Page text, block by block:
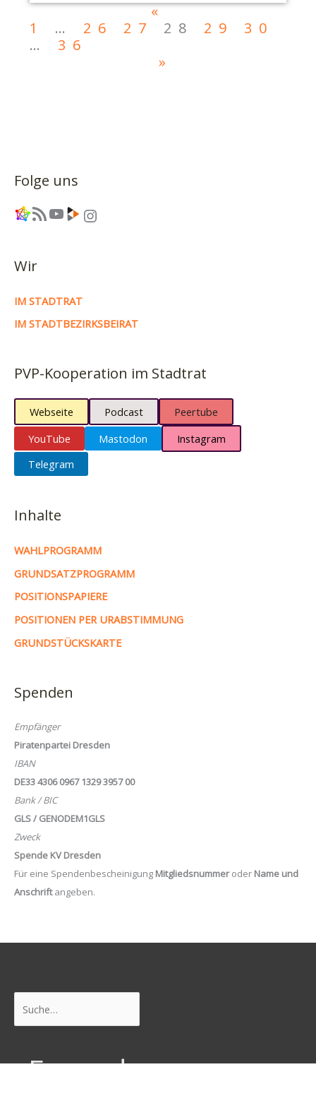
«
1
… 26 27 28 29
30
…
36
»
Folge uns
Link RSS-Feed YouTube Link Instagram
Wir
IM STADTRAT
IM STADTBEZIRKSBEIRAT
PVP-Kooperation im Stadtrat
Webseite Podcast
Peertube
YouTube
Mastodon
Instagram
Telegram
Inhalte
WAHLPROGRAMM
GRUNDSATZPROGRAMM
POSITIONSPAPIERE
POSITIONEN PER URABSTIMMUNG
GRUNDSTÜCKSKARTE
Spenden
Empfänger
Piratenpartei Dresden
IBAN
DE33 4306 0967 1329 3957 00
Bank / BIC
GLS / GENODEM1GLS
Zweck
Spende KV Dresden
Für eine Spendenbescheinigung Mitgliedsnummeroder Name und
Anschriftangeben.
Freunde